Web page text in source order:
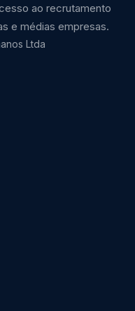
ao recrutamento
e médias empresas.
Ltda